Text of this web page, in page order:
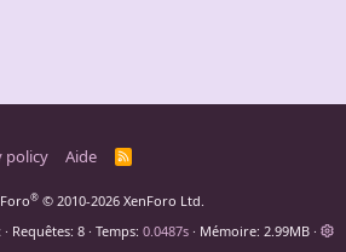
policy Aide
R
® © 2010-2026 XenForo Ltd.
Requêtes 8 Temps 0.0487s Mémoire 2.99MB